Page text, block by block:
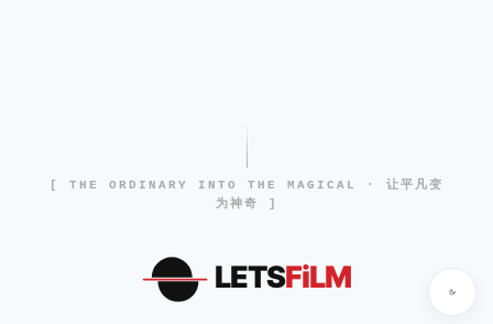
[ THE ORDINARY INTO THE MAGICAL · 让平凡变
为神奇 ]
LETSFiLM